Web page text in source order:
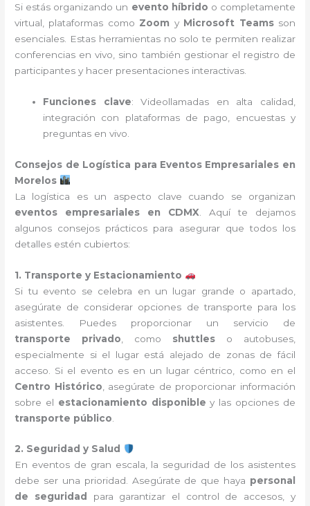
Si estás organizando un evento híbrido o completamente
virtual, plataformas como Zoom y Microsoft Teamsson
esenciales. Estas herramientas no solo te permiten realizar
conferencias en vivo, sino también gestionar el registro de
participantes y hacer presentaciones interactivas.
Funciones clave: Videollamadas en alta calidad,
integración con plataformas de pago, encuestas y
preguntas en vivo.
Consejos de Logística para Eventos Empresariales en
Morelos
La logística es un aspecto clave cuando se organizan
eventos empresariales en CDMX . Aquí te dejamos
algunos consejos prácticos para asegurar que todos los
detalles estén cubiertos:
1. Transporte y Estacionamiento
Si tu evento se celebra en un lugar grande o apartado,
asegúrate de considerar opciones de transporte para los
asistentes. Puedes proporcionar un servicio de
transporte privado , como shuttles o autobuses,
especialmente si el lugar está alejado de zonas de fácil
acceso. Si el evento es en un lugar céntrico, como en el
Centro Histórico , asegúrate de proporcionar información
sobre el estacionamiento disponible y las opciones de
transporte público
2. Seguridad y Salud
En eventos de gran escala, la seguridad de los asistentes
debe ser una prioridad. Asegúrate de que haya personal
de seguridad
para garantizar el control de accesos, y